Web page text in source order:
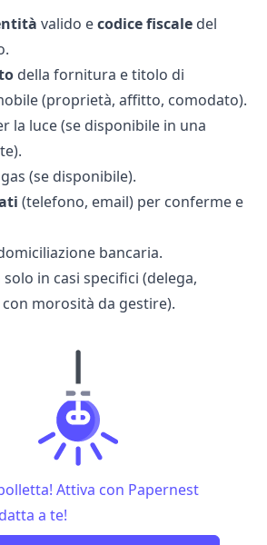
valido ecodice fiscale del
della fornitura e titolo di
(proprietà, affitto, comodato).
la luce (se disponibile in una
(se disponibile).
(telefono, email) per conferme e
bancaria.
solo in casi specifici (delega,
morosità da gestire).
Attiva con Papernest
a te!